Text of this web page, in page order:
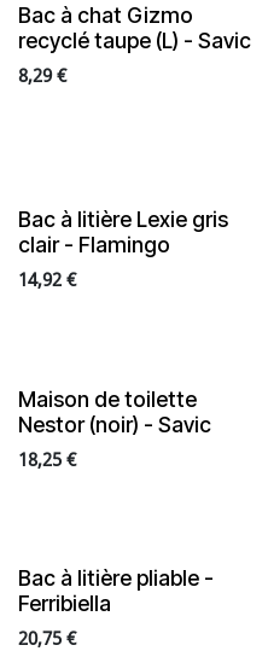
Bac à chat Gizmo
recyclé taupe (L) - Savic
8,29€
Bac à litière Lexie gris
clair - Flamingo
14,92 €
Maison de toilette
Nestor (noir) - Savic
18,25 €
En rupture de stock
Bac à litière pliable -
Ferribiella
20,75 €